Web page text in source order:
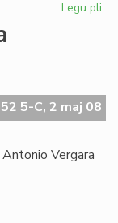
Legu pli
5-C, 2 maj 08
Vergara